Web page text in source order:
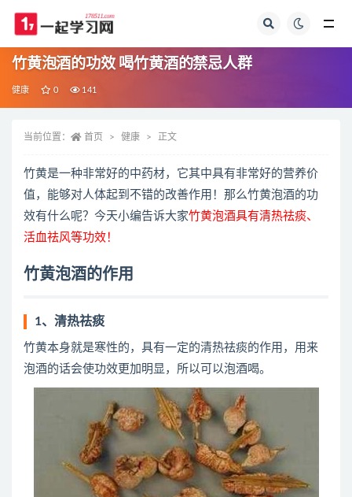
竹黄泡酒的功效 喝竹黄酒的禁忌人群
健康 0 141
当前位置： 首页 健康 正文
竹黄是一种非常好的中药材，它其中具有非常好的营养价
值，能够对人体起到不错的改善作用！那么竹黄泡酒的功
效有什么呢？今天小编告诉大家竹黄泡酒具有清热祛痰、
活血祛风等功效！
竹黄泡酒的作用
1、清热祛痰
竹黄本身就是寒性的，具有一定的清热祛痰的作用，用来
泡酒的话会使功效更加明显，所以可以泡酒喝。